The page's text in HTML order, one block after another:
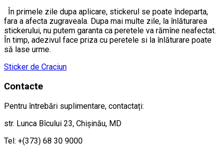
În primele zile dupa aplicare, stickerul se poate îndeparta,
fara a afecta zugraveala. Dupa mai multe zile, la înlăturarea
stickerului, nu putem garanta ca peretele va rămîne neafectat.
În timp, adezivul face priza cu peretele si la înlăturare poate
să lase urme.
Sticker de Craciun
Contacte
Pentru întrebări suplimentare, contactați:
str. Lunca Bîcului 23, Chișinău, MD
Tel: +(373) 68 30 9000